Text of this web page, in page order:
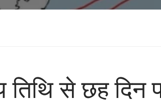
तिथि से छह